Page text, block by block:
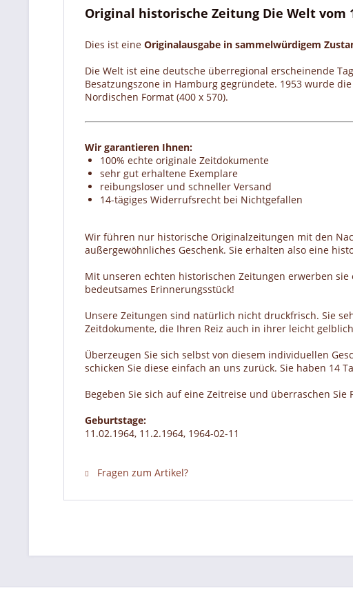
Original historische Zeitung Die Welt vom
Dies ist eine Originalausgabe in sammelwürdigem
Die Welt ist eine deutsche überregional erscheinende
Besatzungszone in Hamburg gegründete. 1953 wurde
Nordischen Format (400 x 570).
Wir garantieren Ihnen:
100% echte originale Zeitdokumente
sehr gut erhaltene Exemplare
reibungsloser und schneller Versand
14-tägiges Widerrufsrecht bei Nichtgefallen
Wir führen nur historische Originalzeitungen mit den
außergewöhnliches Geschenk. Sie erhalten also eine
Mit unseren echten historischen Zeitungen erwerben
bedeutsames Erinnerungsstück!
Unsere Zeitungen sind natürlich nicht druckfrisch. Sie
Zeitdokumente, die Ihren Reiz auch in ihrer leicht
Überzeugen Sie sich selbst von diesem individuellen
schicken Sie diese einfach an uns zurück. Sie haben 14
Begeben Sie sich auf eine Zeitreise und überraschen
Geburtstage:
11.02.1964, 11.2.1964, 1964-02-11
Fragen zum Artikel?